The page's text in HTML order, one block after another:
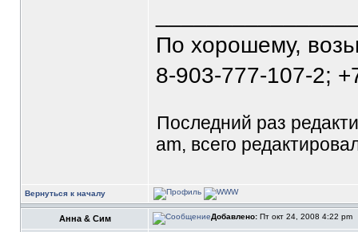
По хорошему,
8-903-777-107-2;
Последний раз
am, всего
Вернуться к началу
Анна & Сим Добавлено: Пт окт 24, 2008 4:22 pm